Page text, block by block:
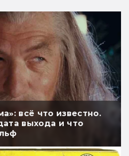
всё что известно.
выхода и что